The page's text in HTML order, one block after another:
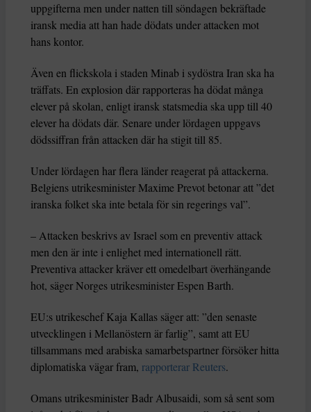
uppgifterna men under natten till söndagen bekräftade
iransk media att han hade dödats under attacken mot
hans kontor.
Även en flickskola i staden Minab i sydöstra Iran ska ha
träffats. En explosion där rapporteras ha dödat många
elever på skolan, enligt iransk statsmedia ska upp till 40
elever ha dödats där. Senare under lördagen uppgavs
dödssiffran från attacken där ha stigit till 85.
Under lördagen har flera länder reagerat på attackerna.
Belgiens utrikesminister Maxime Prevot betonar att ”det
iranska folket ska inte betala för sin regerings val”.
– Attacken beskrivs av Israel som en preventiv attack
men den är inte i enlighet med internationell rätt.
Preventiva attacker kräver ett omedelbart överhängande
hot, säger Norges utrikesminister Espen Barth.
EU:s utrikeschef Kaja Kallas säger att: ”den senaste
utvecklingen i Mellanöstern är farlig”, samt att EU
tillsammans med arabiska samarbetspartner försöker hitta
diplomatiska vägar fram, rapporterar Reuters.
Omans utrikesminister Badr Albusaidi, som så sent som